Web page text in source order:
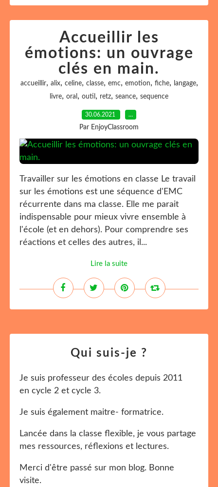
Accueillir les
émotions: un ouvrage
clés en main.
accueillir, alix, celine, classe, emc, emotion, fiche, langage,
livre, oral , outil , retz, seance, sequence
30.06.2021 …
Par EnjoyClassroom
Travailler sur les émotions en classe Le travail
sur les émotions est une séquence d'EMC
récurrente dans ma classe. Elle me parait
indispensable pour mieux vivre ensemble à
l'école (et en dehors). Pour comprendre ses
réactions et celles des autres, il...
Lire la suite
Qui suis-je ?
Je suis professeur des écoles depuis 2011
en cycle 2 et cycle 3.
Je suis également maitre- formatrice.
Lancée dans la classe flexible, je vous partage
mes ressources, réflexions et lectures.
Merci d'être passé sur mon blog. Bonne
visite.